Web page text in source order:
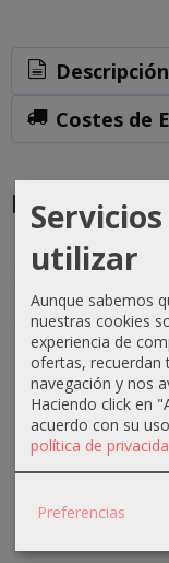
Descripción
Costes de
Productos
-1 €
Crema
oxigenada
Techline
1000ml
20...
3,90 €
utilizar
Aunque sabemos
nuestras cookies
experiencia de
ofertas, recuerdan
navegación y nos
Haciendo click en
acuerdo con su
política de
Preferencias